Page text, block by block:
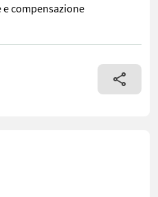
compensazione
Tipo 500 - in versione zincata